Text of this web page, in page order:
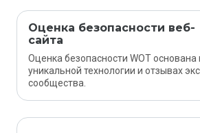
Оценка безопасности веб-
сайта
Оценка безопасности WOT
уникальной технологии и отзывах
сообщества.